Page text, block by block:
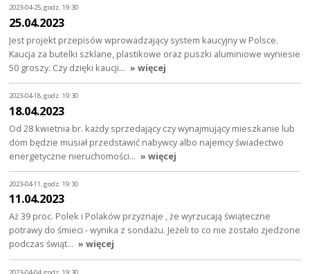
2023-04-25, godz. 19:30
25.04.2023
Jest projekt przepisów wprowadzający system kaucyjny w Polsce.
Kaucja za butelki szklane, plastikowe oraz puszki aluminiowe wyniesie
50 groszy. Czy dzięki kaucji… » więcej
2023-04-18, godz. 19:30
18.04.2023
Od 28 kwietnia br. każdy sprzedający czy wynajmujący mieszkanie lub
dom będzie musiał przedstawić nabywcy albo najemcy świadectwo
energetyczne nieruchomości… » więcej
2023-04-11, godz. 19:30
11.04.2023
Aż 39 proc. Polek i Polaków przyznaje , że wyrzucają świąteczne
potrawy do śmieci - wynika z sondażu. Jeżeli to co nie zostało zjedzone
podczas świąt… » więcej
2023-04-04, godz. 19:30